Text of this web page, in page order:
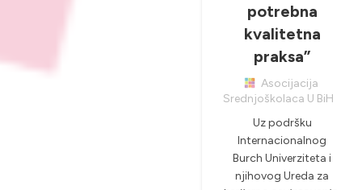
potrebna
kvalitetna
praksa”
Asocijacija
Srednjoškolaca U BiH
Uz podršku
Internacionalnog
Burch Univerziteta i
njihovog Ureda za